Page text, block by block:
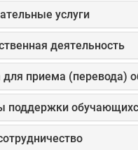
услуги
деятельность
приема (перевода)
поддержки